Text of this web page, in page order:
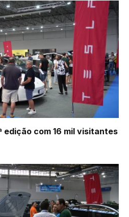
edição com 16 mil visitantes